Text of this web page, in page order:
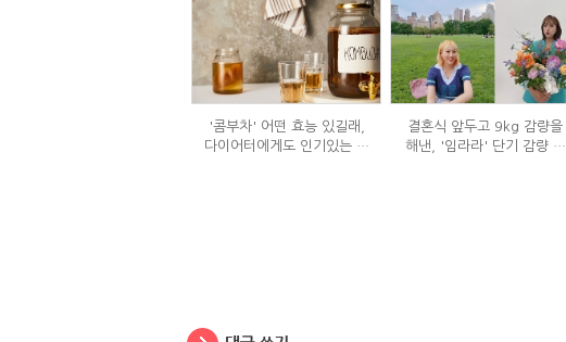
'콤부차' 어떤 효능 있길래,
다이어터에게도 인기있는 걸
결혼식 앞두고 9kg 감량을
해낸, '임라라' 단기 감량 식